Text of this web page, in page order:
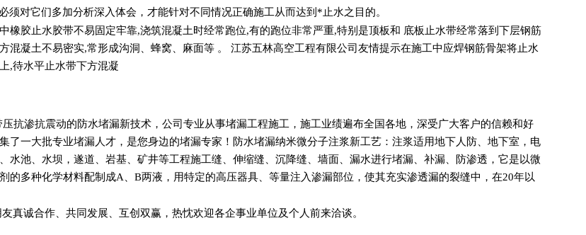
须对它们多加分析深入体会，才能针对不同情况正确施工从而达到*止水之目的。
橡胶止水胶带不易固定牢靠,浇筑混凝土时经常跑位,有的跑位非常严重,特别是顶板和 底板止水带经常落到下层钢筋
混凝土不易密实,常形成沟洞、蜂窝、麻面等 。 江苏五林高空工程有限公司友情提示在施工中应焊钢筋骨架将止水
,待水平止水带下方混凝
抗渗抗震动的防水堵漏新技术，公司专业从事堵漏工程施工，施工业绩遍布全国各地，深受广大客户的信赖和好
了一大批专业堵漏人才，是您身边的堵漏专家！防水堵漏纳米微分子注浆新工艺：注浆适用地下人防、地下室，电
水池、水坝，遂道、岩基、矿井等工程施工缝、伸缩缝、沉降缝、墙面、漏水进行堵漏、补漏、防渗透，它是以微
的多种化学材料配制成A、B两液，用特定的高压器具、等量注入渗漏部位，使其充实渗透漏的裂缝中，在20年以
真诚合作、共同发展、互创双赢，热忱欢迎各企事业单位及个人前来洽谈。